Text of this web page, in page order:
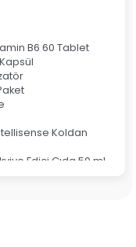
B6 60 Tablet
Koldan
Edici Gıda 50 ml